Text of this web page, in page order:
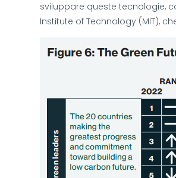
sviluppare queste tecnologie,
Institute of Technology (MIT),